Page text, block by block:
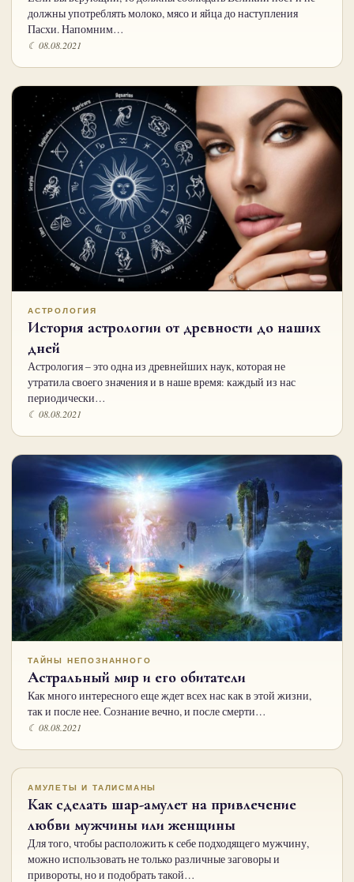
должны употреблять молоко, мясо и яйца до наступления
Пасхи. Напомним…
☾ 08.08.2021
АСТРОЛОГИЯ
История астрологии от древности до наших
дней
Астрология – это одна из древнейших наук, которая не
утратила своего значения и в наше время: каждый из нас
периодически…
☾ 08.08.2021
ТАЙНЫ НЕПОЗНАННОГО
Астральный мир и его обитатели
Как много интересного еще ждет всех нас как в этой жизни,
так и после нее. Сознание вечно, и после смерти…
☾ 08.08.2021
АМУЛЕТЫ И ТАЛИСМАНЫ
Как сделать шар-амулет на привлечение
любви мужчины или женщины
Для того, чтобы расположить к себе подходящего мужчину,
можно использовать не только различные заговоры и
привороты, но и подобрать такой…